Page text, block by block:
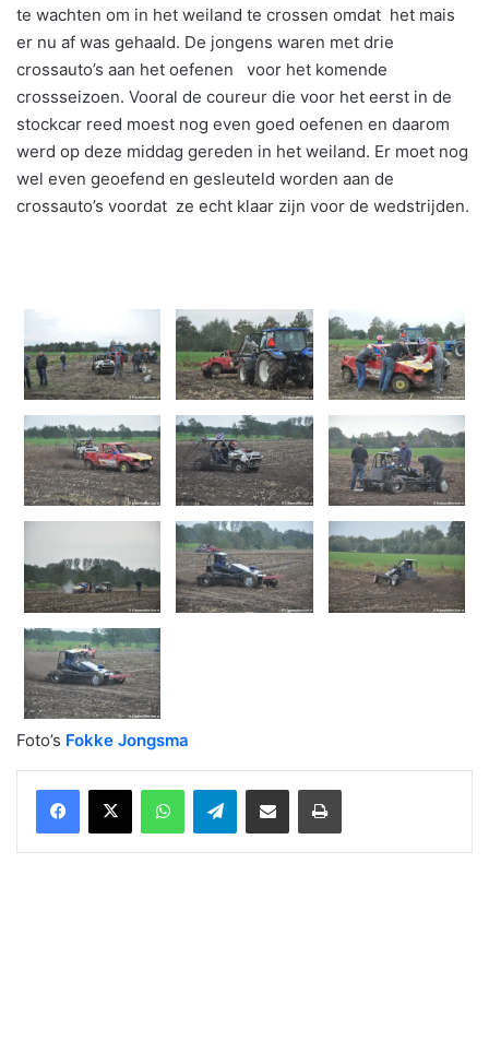
te wachten om in het weiland te crossen omdat het mais
er nu af was gehaald. De jongens waren met drie
crossauto’s aan het oefenen voor het komende
crossseizoen. Vooral de coureur die voor het eerst in de
stockcar reed moest nog even goed oefenen en daarom
werd op deze middag gereden in het weiland. Er moet nog
wel even geoefend en gesleuteld worden aan de
crossauto’s voordat ze echt klaar zijn voor de wedstrijden.
Foto’s Fokke Jongsma
WhatsAppTelegramDelen via Email Print